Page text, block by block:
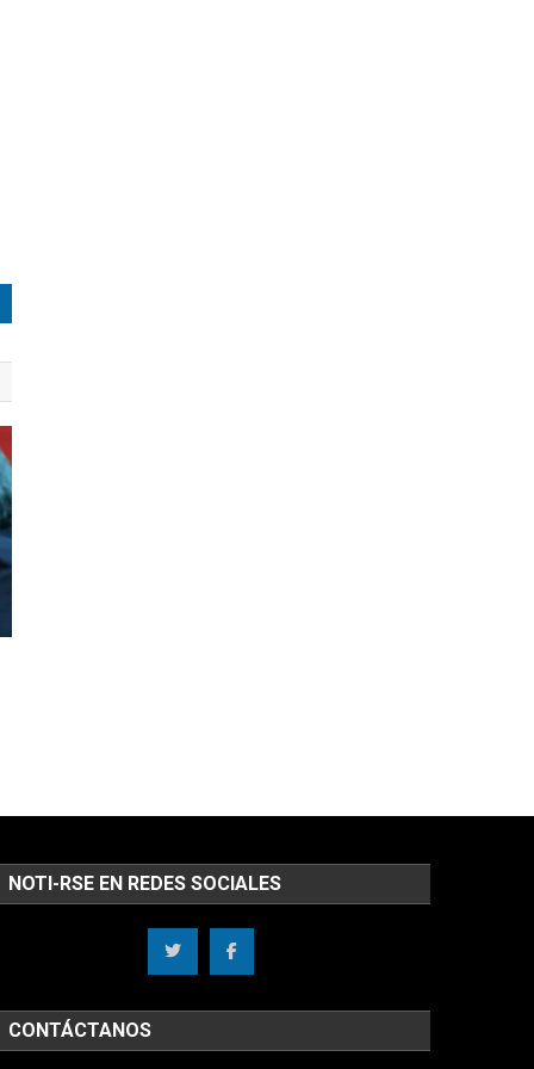
NOTI-RSE EN REDES SOCIALES
CONTÁCTANOS